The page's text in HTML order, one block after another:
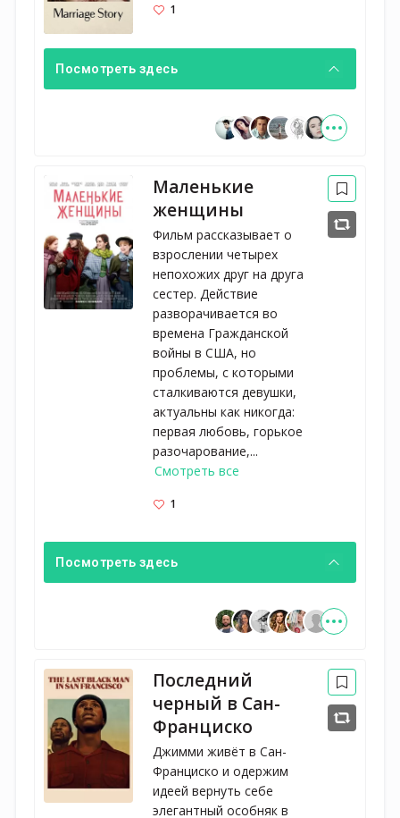
1
Посмотреть здесь
Маленькие
женщины
Фильм рассказывает о
взрослении четырех
непохожих друг на друга
сестер. Действие
разворачивается во
времена Гражданской
войны в США, но
проблемы, с которыми
сталкиваются девушки,
актуальны как никогда:
первая любовь, горькое
разочарование,...
Смотреть все
1
Посмотреть здесь
Последний
черный в Сан-
Франциско
Джимми живёт в Сан-
Франциско и одержим
идеей вернуть себе
элегантный особняк в